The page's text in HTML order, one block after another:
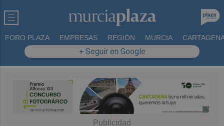
FORO PLAZA EMPRESAS REGIÓN MURCIA
+ Seguir en Google